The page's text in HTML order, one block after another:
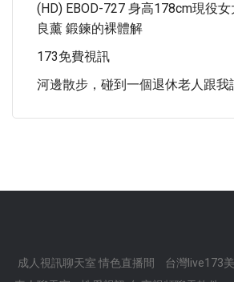
(HD) EBOD-727 身高178cm現役
良薰 鍛鍊的裸體解
173免費視訊
河邊散步，碰到一個退休老人跟我
成人視訊聊天室 情色直播間 台灣live173